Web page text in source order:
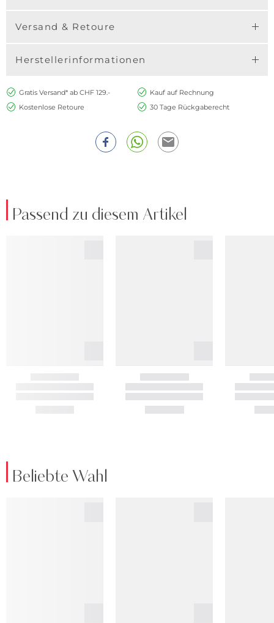
Versand & Retoure
Herstellerinformationen
Gratis Versand* ab CHF 129.-
Kauf auf Rechnung
Kostenlose Retoure
30 Tage Rückgaberecht
Passend zu diesem Artikel
Beliebte Wahl